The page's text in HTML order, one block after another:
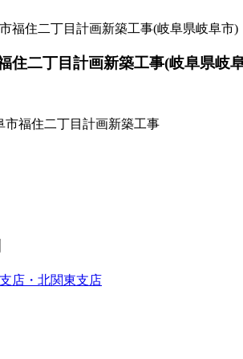
市福住二丁目計画新築工事(岐阜県岐阜市)
住二丁目計画新築工事(岐阜県岐
市福住二丁目計画新築工事
店・北関東支店